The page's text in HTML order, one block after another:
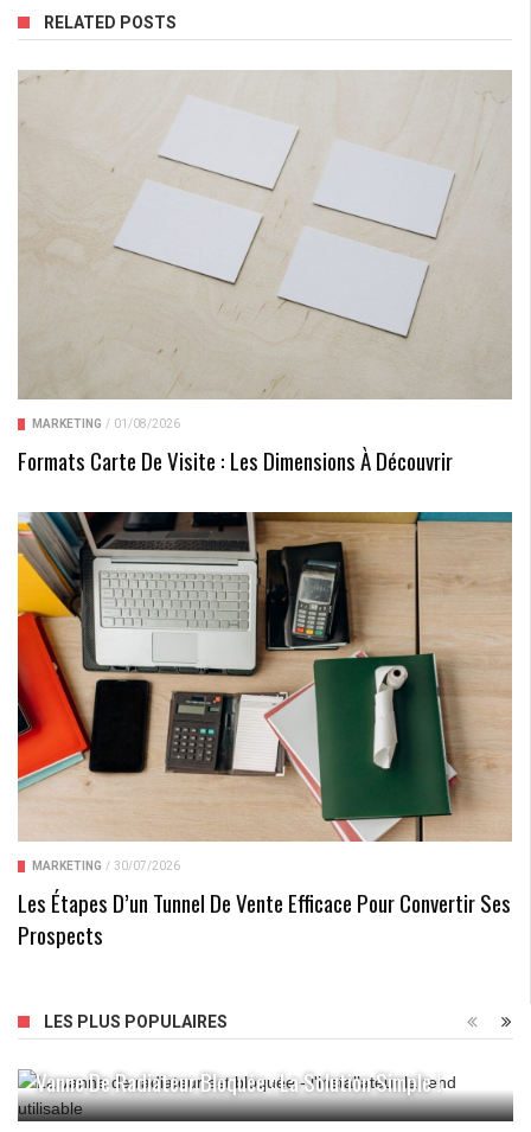
RELATED POSTS
MARKETING / 01/08/2026
Formats Carte De Visite : Les Dimensions À Découvrir
MARKETING / 30/07/2026
Les Étapes D’un Tunnel De Vente Efficace Pour Convertir Ses
Prospects
LES PLUS POPULAIRES
Vanne De Radiateur Bloquée : La Solution Simple !